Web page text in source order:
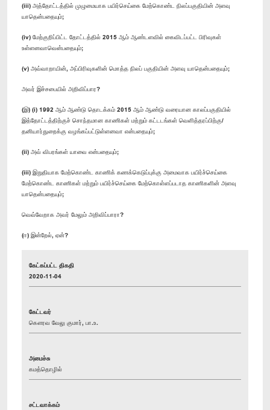
(iii) அத்தோட்டத்தில் முழுமையாக பயிர்செய்கை மேற்கொண்ட நிலப்பகுதியின் அளவு
யாதென்பதையும்;
(iv) மேற்குறிப்பிட்ட தோட்டத்தில் 2015 ஆம் ஆண்டளவில் கைவிடப்பட்ட பிரிவுகள்
உள்ளனவாவென்பதையும்;
(v) அவ்வாறாயின், அப்பிரிவுகளின் மொத்த நிலப் பகுதியின் அளவு யாதென்பதையும்;
அவர் இச்சபையில் அறிவிப்பார?
(இ) (i) 1992 ஆம் ஆண்டு தொடக்கம் 2015 ஆம் ஆண்டு வரையான காலப்பகுதியில்
இத்தோட்டத்திற்குச் சொந்தமான காணிகள் மற்றும் கட்டடங்கள் வெளித்தரப்பிற்கு/
தனியார்துறைக்கு வழங்கப்பட்டுள்ளனவா என்பதையும்;
(ii) அவ் விபரங்கள் யாவை என்பதையும்;
(iii) இறுதியாக மேற்கொண்ட காணிக் கணக்கெடுப்புக்கு அமைவாக பயிர்ச்செய்கை
மேற்கொண்ட காணிகள் மற்றும் பயிர்ச்செய்கை மேற்கொள்ளப்படாத காணிகளின் அளவு
யாதென்பதையும்;
வெவ்வேறாக அவர் மேலும் அறிவிப்பாரா?
(ஈ) இன்றேல், ஏன்?
கேட்கப்பட்ட திகதி
2020-11-04
கேட்டவர்
கௌரவ வேலு குமார், பா.உ.
அமைச்சு
கமத்தொழில்
சட்டவாக்கம்